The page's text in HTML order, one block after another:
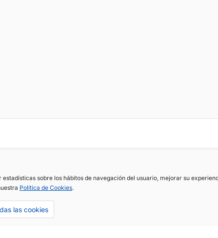
sobre los hábitos de navegación del usuario, mejorar su
Política de Cookies.
las cookies